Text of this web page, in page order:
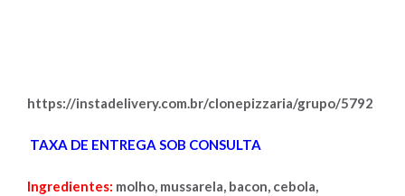
https://instadelivery.com.br/clonepizzaria/grupo/5792
TAXA DE ENTREGA SOB CONSULTA
Ingredientes: molho, mussarela, bacon, cebola,